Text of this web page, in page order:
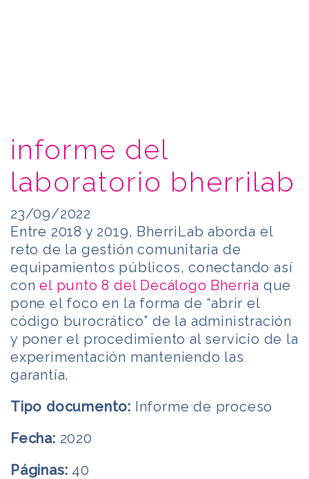
informe del
laboratorio bherrilab
23/09/2022
Entre 2018 y 2019, BherriLab aborda el
reto de la gestión comunitaria de
equipamientos públicos, conectando así
conel punto 8 del Decálogo Bherria que
pone el foco en la forma de “abrir el
código burocrático” de la administración
y poner el procedimiento al servicio de la
experimentación manteniendo las
garantía.
Tipo documento: Informe de proceso
Fecha: 2020
Páginas: 40